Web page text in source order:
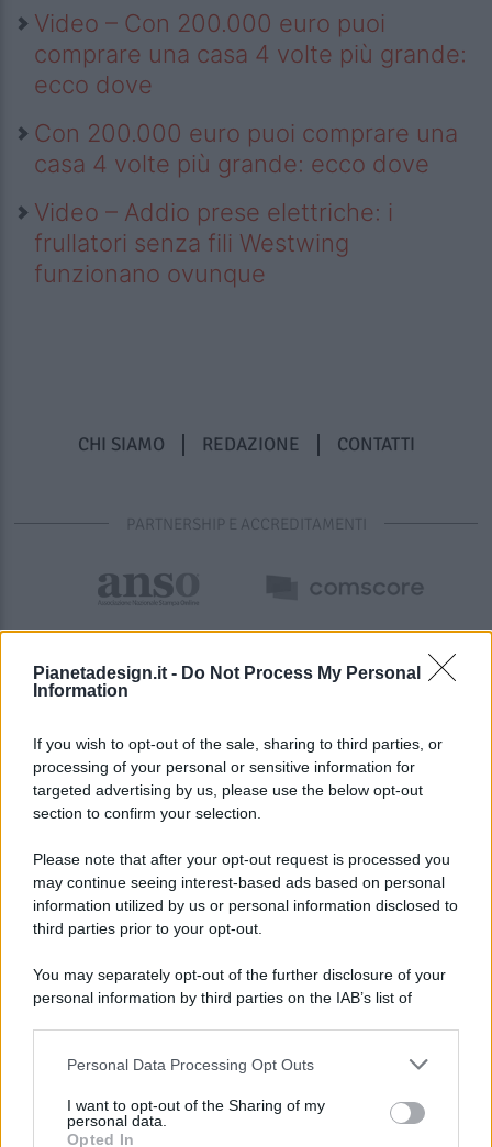
Pianetadesign.it - Do Not Process My Personal
Information
If you wish to opt-out of the sale, sharing to third parties, or
processing of your personal or sensitive information for
targeted advertising by us, please use the below opt-out
section to confirm your selection.
Please note that after your opt-out request is processed you
may continue seeing interest-based ads based on personal
information utilized by us or personal information disclosed to
third parties prior to your opt-out.
You may separately opt-out of the further disclosure of your
personal information by third parties on the IAB’s list of
This information may also be disclosed by us to third parties
disclose it to other third parties.
Personal Data Processing Opt Outs
I want to opt-out of the Sharing of my
personal data.
Opted In
Video – Con 200.000 euro puoi
comprare una casa 4 volte più grande:
ecco dove
Con 200.000 euro puoi comprare una
casa 4 volte più grande: ecco dove
Video – Addio prese elettriche: i
frullatori senza fili Westwing
funzionano ovunque
CHI SIAMO REDAZIONE CONTATTI
PARTNERSHIP E ACCREDITAMENTI
© 2026 - Pianeta Design - P.IVA 04827280654 - Testata
Registrata Al Tribunale Di Nocera Inferiore N. 8/2020 - RG N.
ISCRIZIONE AL ROC N. 35792 – ISCRITTA ALL’ANSO
(ASSOCIAZIONE NAZIONALE STAMPA ONLINE)
PREFERENZE PRIVACY